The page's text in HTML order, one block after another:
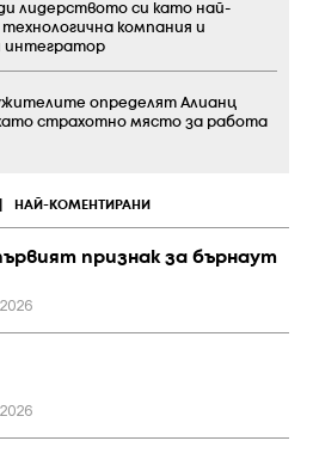
НАЙ-КОМЕНТИРАНИ
признак за бърнаут
лидерството си като най-
компания и
интегратор
определят Алианц
като страхотно място за работа